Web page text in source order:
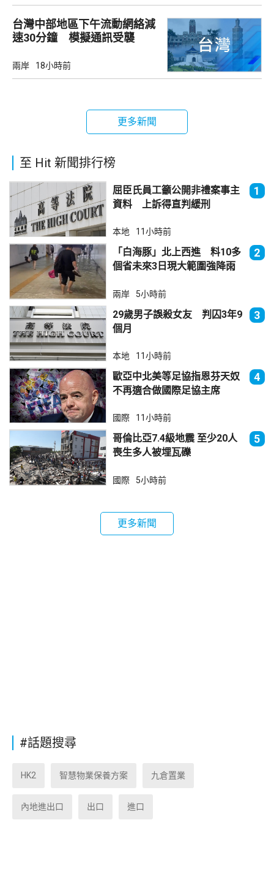
台灣中部地區下午流動網絡減
速30分鐘 模擬通訊受襲
兩岸 18小時前
更多新聞
至 Hit 新聞排行榜
屈臣氏員工籲公開非禮案事主
資料 上訴得直判緩刑
1
本地 11小時前
「白海豚」北上西進 料10多
個省未來3日現大範圍強降雨
2
兩岸 5小時前
29歲男子誤殺女友 判囚3年9
個月
3
本地 11小時前
歐亞中北美等足協指恩芬天奴
不再適合做國際足協主席
4
國際 11小時前
哥倫比亞7.4級地震 至少20人
喪生多人被埋瓦礫
5
國際 5小時前
更多新聞
#話題搜尋
HK2 智慧物業保養方案 九倉置業
內地進出口 出口 進口